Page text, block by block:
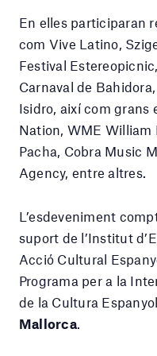
En elles participaran
com Vive Latino,
Festival
Carnaval de
Isidro, així com grans
Nation, WME William
Pacha, Cobra Music
Agency, entre altres.
L’esdeveniment
suport de l’Institut
Acció Cultural
Programa per a la
de la Cultura
Mallorca.